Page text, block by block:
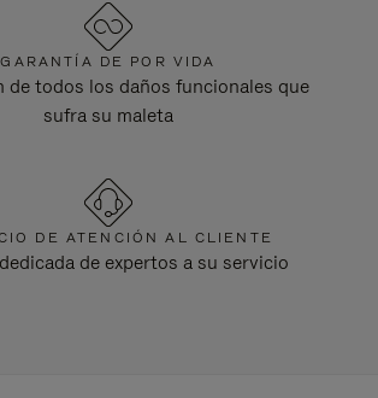
GARANTÍA DE POR VIDA
de todos los daños funcionales que
sufra su maleta
DE ATENCIÓN AL CLIENTE
de expertos a su servicio